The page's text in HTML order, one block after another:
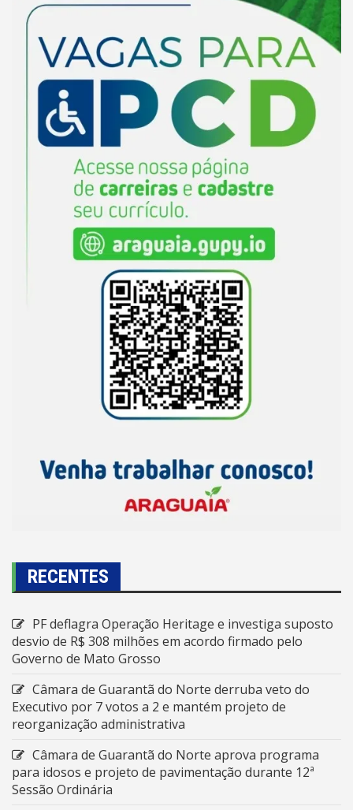
RECENTES
PF deflagra Operação Heritage e investiga suposto
desvio de R$ 308 milhões em acordo firmado pelo
Governo de Mato Grosso
Câmara de Guarantã do Norte derruba veto do
Executivo por 7 votos a 2 e mantém projeto de
reorganização administrativa
Câmara de Guarantã do Norte aprova programa
para idosos e projeto de pavimentação durante 12ª
Sessão Ordinária